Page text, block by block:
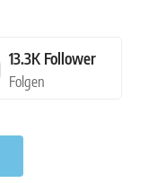
13.3K Follower
Folgen